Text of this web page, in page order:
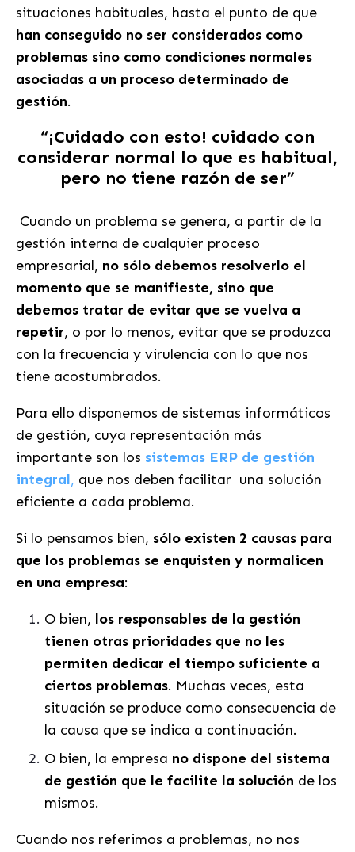
situaciones habituales, hasta el punto de que
han conseguido no ser considerados como
problemas sino como condiciones normales
asociadas a un proceso determinado de
gestión.
“¡Cuidado con esto! cuidado con
considerar normal lo que es habitual,
pero no tiene razón de ser”
Cuando un problema se genera, a partir de la
gestión interna de cualquier proceso
empresarial, no sólo debemos resolverlo el
momento que se manifieste, sino que
debemos tratar de evitar que se vuelva a
repetir, o por lo menos, evitar que se produzca
con la frecuencia y virulencia con lo que nos
tiene acostumbrados.
Para ello disponemos de sistemas informáticos
de gestión, cuya representación más
importante son los sistemas ERP de gestión
integral, que nos deben facilitar una solución
eficiente a cada problema.
Si lo pensamos bien, sólo existen 2 causas para
que los problemas se enquisten y normalicen
en una empresa:
O bien, los responsables de la gestión
tienen otras prioridades que no les
permiten dedicar el tiempo suficiente a
ciertos problemas. Muchas veces, esta
situación se produce como consecuencia de
la causa que se indica a continuación.
O bien, la empresa no dispone del sistema
de gestión que le facilite la solución de los
mismos.
Cuando nos referimos a problemas, no nos